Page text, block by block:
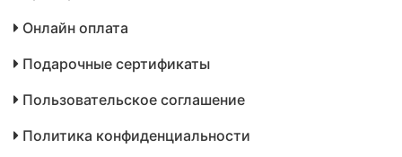
Онлайн оплата
Подарочные сертификаты
Пользовательское соглашение
Политика конфиденциальности